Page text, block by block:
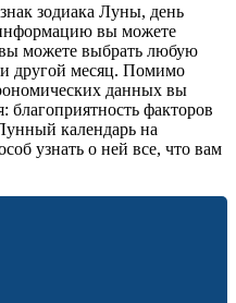
зодиака Луны, день
вы можете
можете выбрать любую
другой месяц. Помимо
данных вы
факторов
календарь на
узнать о ней все, что вам